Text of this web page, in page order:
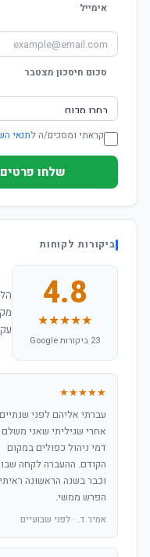
אימייל
סכום חיסכון מצטבר
קראתי ומסכים/ה לתנאי
שלחו פרטים —
ביקורות לקוחות
4.8
★★★★★
23 ביקורות Google
★★★★★
עברתי אליהם לפני שנתיים
אחרי שגיליתי שאני משלם
דמי ניהול כפולים במקום
הקודם. ההעברה לקחה
וכבר בשנה הראשונה ראיתי
הפרש ממשי.
אמיר ד. · לפני שבועיים